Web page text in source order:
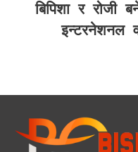
बिपिशा र रोजी
इन्टरनेशनल